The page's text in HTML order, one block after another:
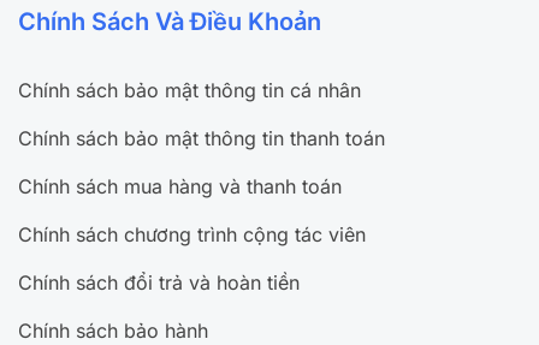
Chính Sách Và Điều Khoản
Chính sách bảo mật thông tin cá nhân
Chính sách bảo mật thông tin thanh toán
Chính sách mua hàng và thanh toán
Chính sách chương trình cộng tác viên
Chính sách đổi trả và hoàn tiền
Chính sách bảo hành